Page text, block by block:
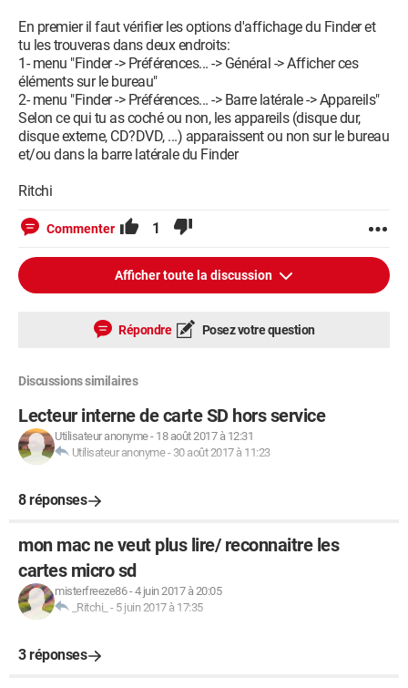
En premier il faut vérifier les options d'affichage du Finder et
tu les trouveras dans deux endroits:
1- menu "Finder -> Préférences... -> Général -> Afficher ces
éléments sur le bureau"
2- menu "Finder -> Préférences... -> Barre latérale -> Appareils"
Selon ce qui tu as coché ou non, les appareils (disque dur,
disque externe, CD?DVD, ...) apparaissent ou non sur le bureau
et/ou dans la barre latérale du Finder
Ritchi
Commenter 1
Afficher toute la discussion
Répondre Posez votre question
Discussions similaires
Lecteur interne de carte SD hors service
Utilisateur anonyme- 18 août 2017 à 12:31
Utilisateur anonyme- 30 août 2017 à 11:23
8 réponses
mon mac ne veut plus lire/ reconnaitre les
cartes micro sd
misterfreeze86-4 juin 2017 à 20:05
_Ritchi_ - 5 juin 2017 à 17:35
3 réponses